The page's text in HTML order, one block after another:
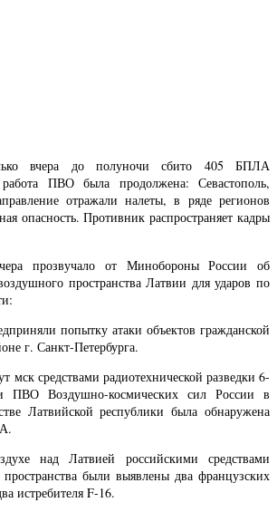
вчера до полуночи сбито 405 БПЛА
ПВО была продолжена: Севастополь,
отражали налеты, в ряде регионов
опасность. Противник распространяет кадры
прозвучало от Минобороны России об
пространства Латвии для ударов по
попытку атаки объектов гражданской
г. Санкт-Петербурга.
мск средствами радиотехнической разведки 6-
Воздушно-космических сил России в
Латвийской республики была обнаружена
над Латвией российскими средствами
были выявлены два французских
истребителя F-16.